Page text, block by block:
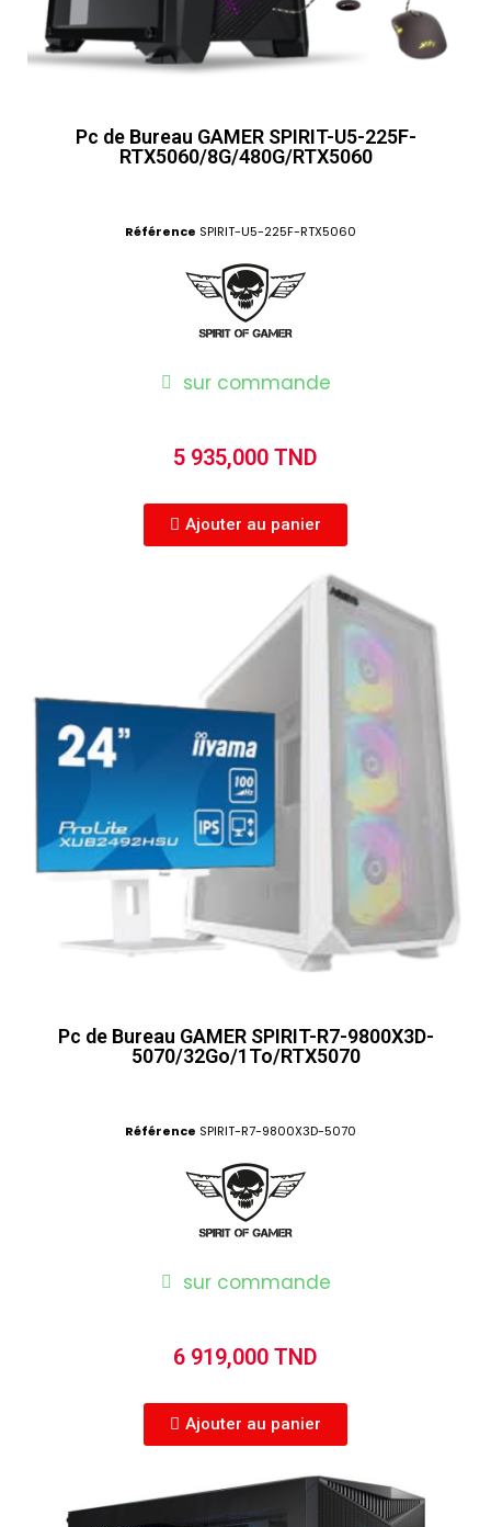
Pc de Bureau GAMER SPIRIT-U5-225F-
RTX5060/8G/480G/RTX5060
Référence SPIRIT-U5-225F-RTX5060
sur commande
5 935,000 TND
Ajouter au panier
Pc de Bureau GAMER SPIRIT-R7-9800X3D-
5070/32Go/1To/RTX5070
Référence SPIRIT-R7-9800X3D-5070
sur commande
6 919,000 TND
Ajouter au panier